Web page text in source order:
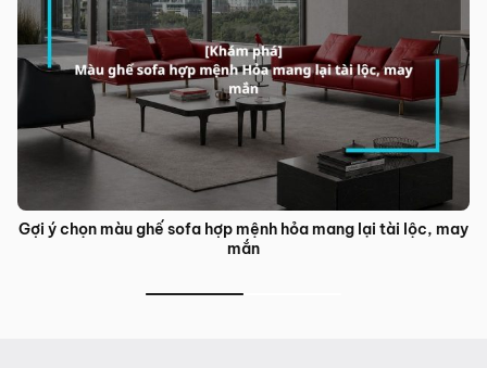
Gợi ý chọn màu ghế sofa hợp mệnh hỏa mang lại tài lộc, may
mắn